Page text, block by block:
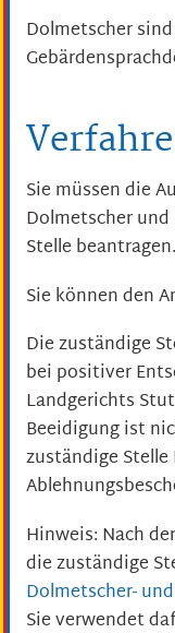
Dolmetscher
Sie müssen die
Dolmetscher
Stelle beantragen.
Sie können den
Die zuständige
bei positiver
Landgerichts
Beeidigung ist
zuständige
Hinweis: Nach
die zuständige
Dolmetscher-
Sie verwendet